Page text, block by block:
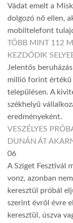
Vádat emelt a
dolgozó nő ellen,
mobiltelefont
TÖBB MINT 112
KEZDŐDIK
Jelentős
millió forint értékű
településen. A
székhelyű
eredményeként.
VESZÉLYES
DUNÁN ÁT
06
A Sziget Fesztivál
vonz, azonban
keresztül próbál
szerint évről évre
keresztül, úszva